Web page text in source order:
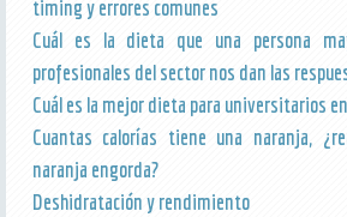
timing y errores comunes
Cuál es la dieta que una persona
profesionales del sector nos dan las
Cuál es la mejor dieta para universitarios
Cuantas calorías tiene una naranja,
naranja engorda?
Deshidratación y rendimiento